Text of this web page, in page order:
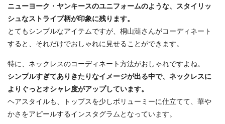
ニューヨーク・ヤンキースのユニフォームのような、スタイリッ
シュなストライプ柄が印象に残ります。
とてもシンプルなアイテムですが、桐山漣さんがコーディネート
すると、それだけでおしゃれに見せることができます。
特に、ネックレスのコーディネート方法がおしゃれですよね。
シンプルすぎてありきたりなイメージが出る中で、ネックレスに
よりぐっとオシャレ度がアップしています。
ヘアスタイルも、トップスを少しボリューミーに仕立てて、華や
かさをアピールするインスタグラムとなっています。